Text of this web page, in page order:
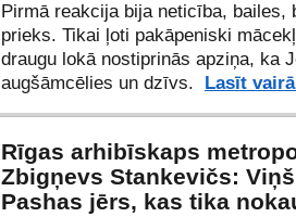
Pirmā reakcija bija neticība, bailes,
prieks. Tikai ļoti pakāpeniski
draugu lokā nostiprinās apziņa, ka
augšāmcēlies un dzīvs. Lasīt
Rīgas arhibīskaps
Zbigņevs Stankevičs:
Pashas jērs, kas tika